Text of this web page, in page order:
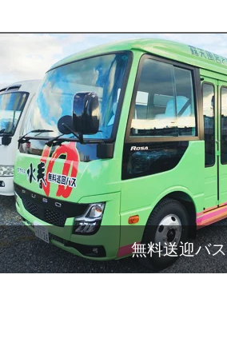
無料送迎バス